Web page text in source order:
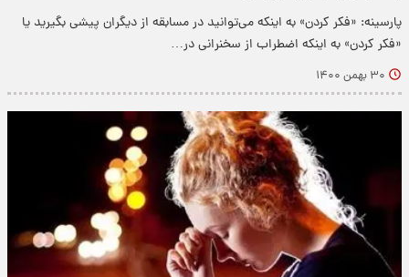
پارسینه: «فکر کردن» به اینکه می‌توانید در مسابقه از دیگران پیشی بگیرید یا
«فکر کردن» به اینکه اضطراب از سخنرانی در…
۳۰ بهمن ۱۴۰۰